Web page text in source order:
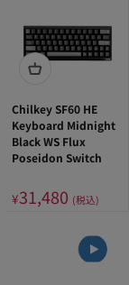
Chilkey SF60 HE
Keyboard Midnight
Black WS Flux
Poseidon Switch
¥31,480 (税込)